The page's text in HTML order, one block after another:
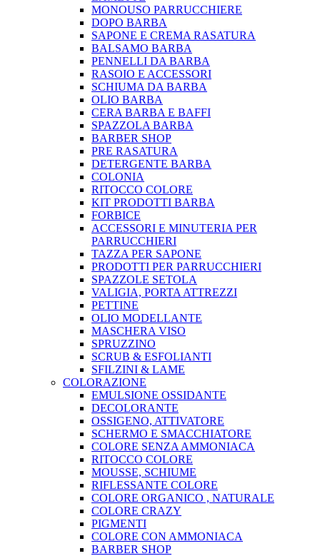
MONOUSO PARRUCCHIERE
DOPO BARBA
SAPONE E CREMA RASATURA
BALSAMO BARBA
PENNELLI DA BARBA
RASOIO E ACCESSORI
SCHIUMA DA BARBA
OLIO BARBA
CERA BARBA E BAFFI
SPAZZOLA BARBA
BARBER SHOP
PRE RASATURA
DETERGENTE BARBA
COLONIA
RITOCCO COLORE
KIT PRODOTTI BARBA
FORBICE
ACCESSORI E MINUTERIA PER
PARRUCCHIERI
TAZZA PER SAPONE
PRODOTTI PER PARRUCCHIERI
SPAZZOLE SETOLA
VALIGIA, PORTA ATTREZZI
PETTINE
OLIO MODELLANTE
MASCHERA VISO
SPRUZZINO
SCRUB & ESFOLIANTI
SFILZINI & LAME
COLORAZIONE
EMULSIONE OSSIDANTE
DECOLORANTE
OSSIGENO, ATTIVATORE
SCHERMO E SMACCHIATORE
COLORE SENZA AMMONIACA
RITOCCO COLORE
MOUSSE, SCHIUME
RIFLESSANTE COLORE
COLORE ORGANICO , NATURALE
COLORE CRAZY
PIGMENTI
COLORE CON AMMONIACA
BARBER SHOP